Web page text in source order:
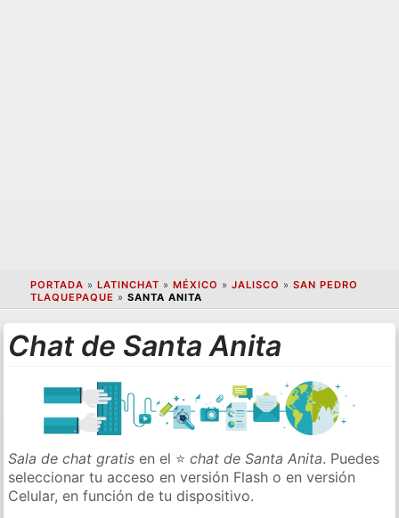
PORTADA » LATINCHAT » MÉXICO » JALISCO » SAN PEDRO
TLAQUEPAQUE » SANTA ANITA
Chat de Santa Anita
Sala de chat gratis en el ⭐chat de Santa Anita. Puedes
seleccionar tu acceso en versión Flash o en versión
Celular, en función de tu dispositivo.